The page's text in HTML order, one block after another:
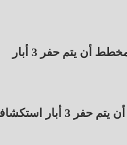
- إسناد قطاع شمال رأس التين البحري لشركة "أيوك برودكشن (إيني)" ومن المخطط أن يتم حفر 3 أبار
- إسناد قطاع شرق الإسكندرية البحري لشركة "كايرون إيجيبت" ومن المخطط أن يتم